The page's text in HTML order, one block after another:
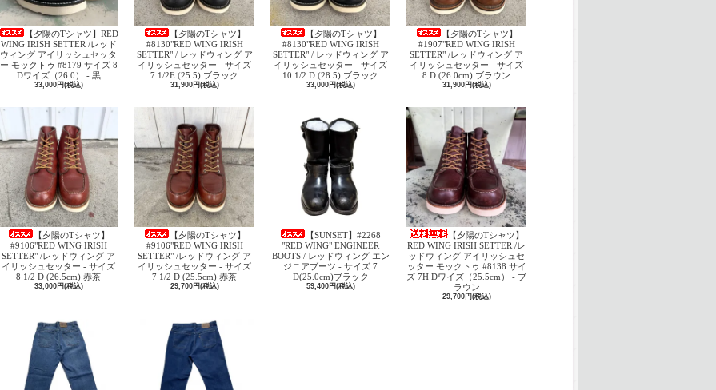
【夕陽のTシャツ】RED
WING IRISH SETTER /レッド
ウィング アイリッシュセッタ
ー モックトゥ #8179 サイズ 8
Dワイズ（26.0） - 黒
33,000円(税込)
【夕陽のTシャツ】
#8130"RED WING IRISH
SETTER" / レッドウィング ア
イリッシュセッター - サイズ
7 1/2E (25.5) ブラック
31,900円(税込)
【夕陽のTシャツ】
#8130"RED WING IRISH
SETTER" / レッドウィング ア
イリッシュセッター - サイズ
10 1/2 D (28.5) ブラック
33,000円(税込)
【夕陽のTシャツ】
#1907"RED WING IRISH
SETTER" /レッドウィング ア
イリッシュセッター - サイズ
8 D (26.0cm) ブラウン
31,900円(税込)
【夕陽のTシャツ】
#9106"RED WING IRISH
SETTER" /レッドウィング ア
イリッシュセッター - サイズ
8 1/2 D (26.5cm) 赤茶
33,000円(税込)
【夕陽のTシャツ】
#9106"RED WING IRISH
SETTER" /レッドウィング ア
イリッシュセッター - サイズ
7 1/2 D (25.5cm) 赤茶
29,700円(税込)
【SUNSET】#2268
"RED WING" ENGINEER
BOOTS / レッドウィング エン
ジニアブーツ - サイズ 7
D(25.0cm)ブラック
59,400円(税込)
【夕陽のTシャツ】
RED WING IRISH SETTER /レ
ッドウィング アイリッシュセ
ッター モックトゥ #8138 サイ
ズ 7H Dワイズ（25.5cm） - ブ
ラウン
29,700円(税込)